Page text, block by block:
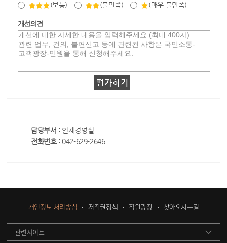
(보통) (불만족) (매우 불만족)
개선의견
담당부서 : 인재경영실
전화번호 : 042-629-2646
개인정보 처리방침 저작권정책 직원광장 찾아오시는길
관련사이트